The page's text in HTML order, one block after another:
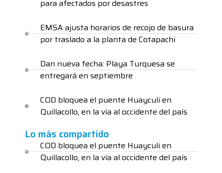
para afectados por desastres
EMSA ajusta horarios de recojo de basura
por traslado a la planta de Cotapachi
Dan nueva fecha: Playa Turquesa se
entregará en septiembre
COD bloquea el puente Huayculi en
Quillacollo, en la vía al occidente del país
Lo más compartido
COD bloquea el puente Huayculi en
Quillacollo, en la vía al occidente del país